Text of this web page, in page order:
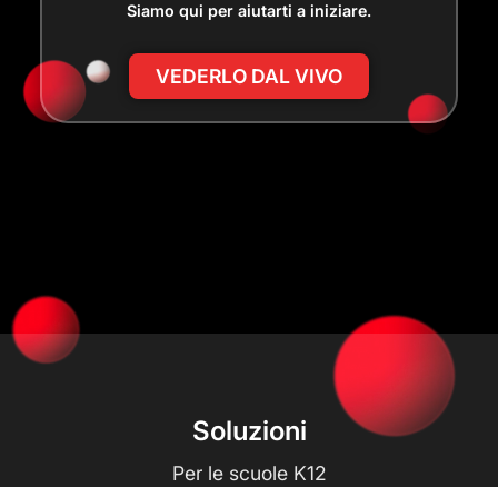
Siamo qui per aiutarti a iniziare.
VEDERLO DAL VIVO
Soluzioni
Per le scuole K12